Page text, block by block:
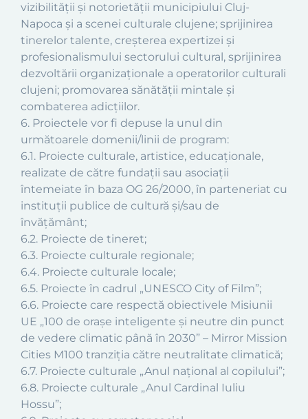
vizibilităţii şi notorietăţii municipiului Cluj-
Napoca şi a scenei culturale clujene; sprijinirea
tinerelor talente, creşterea expertizei şi
profesionalismului sectorului cultural, sprijinirea
dezvoltării organizaţionale a operatorilor culturali
clujeni; promovarea sănătății mintale și
combaterea adicțiilor.
6. Proiectele vor fi depuse la unul din
următoarele domenii/linii de program:
6.1. Proiecte culturale, artistice, educaţionale,
realizate de către fundaţii sau asociaţii
întemeiate în baza OG 26/2000, în parteneriat cu
instituţii publice de cultură şi/sau de
învăţământ;
6.2. Proiecte de tineret;
6.3. Proiecte culturale regionale;
6.4. Proiecte culturale locale;
6.5. Proiecte în cadrul „UNESCO City of Film”;
6.6. Proiecte care respectă obiectivele Misiunii
UE „100 de orașe inteligente și neutre din punct
de vedere climatic până în 2030” – Mirror Mission
Cities M100 tranziția către neutralitate climatică;
6.7. Proiecte culturale „Anul național al copilului”;
6.8. Proiecte culturale „Anul Cardinal Iuliu
Hossu”;